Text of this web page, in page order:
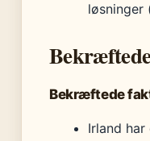
løsninger
Bekræftede
Irland